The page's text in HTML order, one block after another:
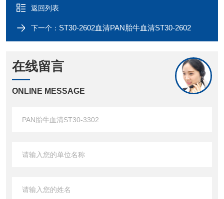
返回列表
下一个： ST30-2602血清PAN胎牛血清ST30-2602
在线留言
ONLINE MESSAGE